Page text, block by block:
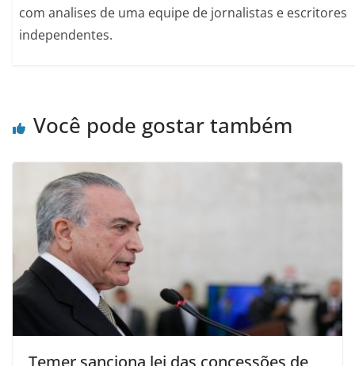
com analises de uma equipe de jornalistas e escritores
independentes.
Você pode gostar também
Temer sanciona lei das concessões de